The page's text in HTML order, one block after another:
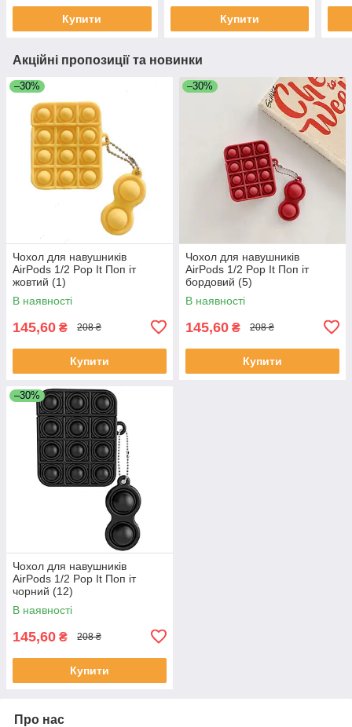
Купити Купити
Акційні пропозиції та новинки
–30%
Чохол для навушників
AirPods 1/2 Pop It Поп іт
жовтий (1)
В наявності
145,60 ₴ 208 ₴
Купити
–30%
Чохол для навушників
AirPods 1/2 Pop It Поп іт
бордовий (5)
В наявності
145,60 ₴ 208 ₴
Купити
–30%
Чохол для навушників
AirPods 1/2 Pop It Поп іт
чорний (12)
В наявності
145,60 ₴ 208 ₴
Купити
Про нас